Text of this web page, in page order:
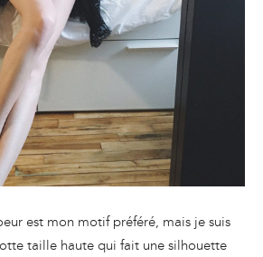
est mon motif préféré, mais je suis
taille haute qui fait une silhouette